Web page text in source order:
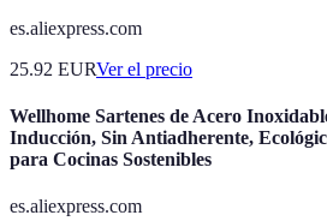
es.aliexpress.com
25.92 EURVer el precio
Wellhome Sartenes de Acero
Inducción, Sin Antiadherente,
para Cocinas Sostenibles
es.aliexpress.com